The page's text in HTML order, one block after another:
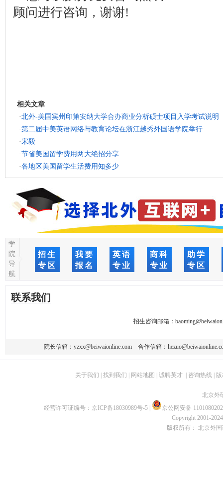
顾问进行咨询，谢谢!
相关文章
·北外-美国宾州印第安纳大学合办商业分析硕士项目入学考试说明
·第二届中美英语网络与教育论坛在浙江越秀外国语学院举行
·宋毅
·节省美国留学费用两大绝招分享
·各地区美国留学生活费用知多少
学
院
导
航
招生
专区
我要
报名
英语
专业
商科
专业
助学
专区
联系我们
招生咨询邮箱：
院长信箱： yzxx@beiwaionline.com 合作信箱：
关于我们 找到我们 网站地图 诚聘英才| 咨询热线|
北京外
经营许可证编号： 京ICP备18030989号-5
京公网安备
Copyright 2001-
版权所有： 北京外